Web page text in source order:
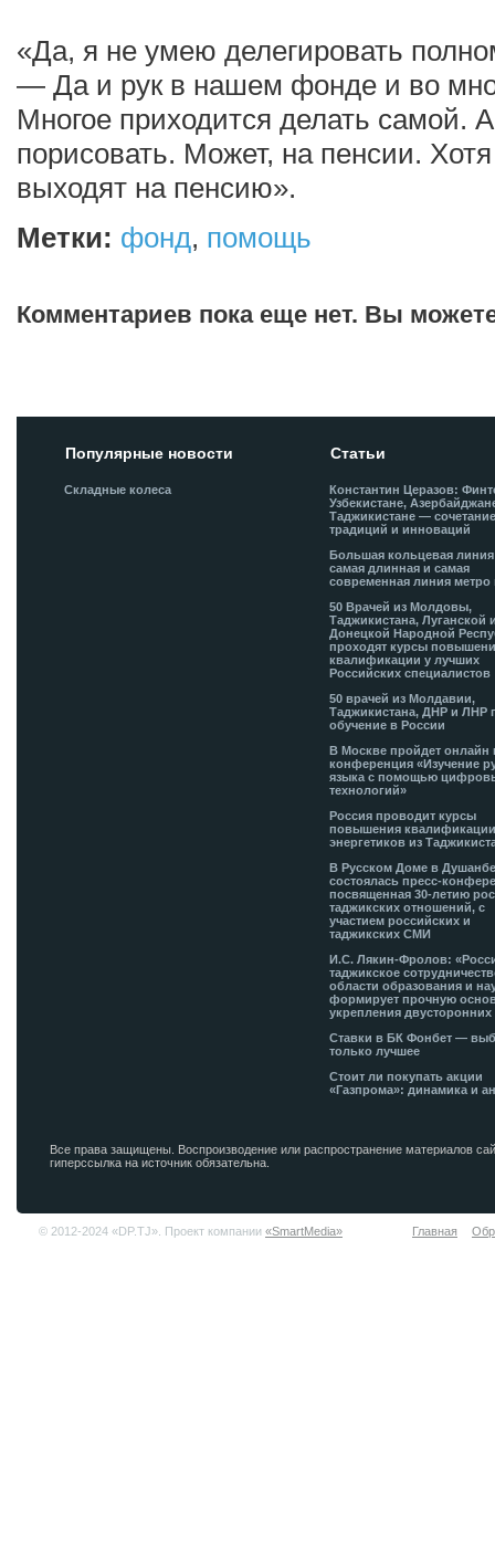
«Да, я не умею делегировать
— Да и рук в нашем фонде и во
Многое приходится делать самой. А
порисовать. Может, на пенсии.
выходят на пенсию».
Метки: фонд, помощь
Комментариев пока еще нет. Вы
Популярные новости
Складные колеса
Статьи
Константин Церазов:
Узбекистане,
Таджикистане —
традиций и инноваций
Большая кольцевая
самая длинная и самая
современная линия метро
50 Врачей из Молдовы,
Таджикистана, Луганской
Донецкой Народной
проходят курсы
квалификации у лучших
Российских специалистов
50 врачей из Молдавии,
Таджикистана, ДНР и ЛНР
обучение в России
В Москве пройдет онлайн
конференция «Изучение
языка с помощью
технологий»
Россия проводит курсы
повышения
энергетиков из
В Русском Доме в
состоялась пресс-
посвященная 30-летию
таджикских отношений, с
участием российских и
таджикских СМИ
И.С. Лякин-Фролов:
таджикское
области образования и
формирует прочную
укрепления двусторонних
Ставки в БК Фонбет —
только лучшее
Стоит ли покупать акции
«Газпрома»: динамика и
Все права защищены. Воспроизводение или распространение материалов
гиперссылка на источник обязательна.
© 2012-2024 «DP.TJ». Проект компании «SmartMedia» Главная